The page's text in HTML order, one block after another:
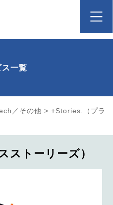
一覧
／その他 > +Stories.（プラ
ストーリーズ）